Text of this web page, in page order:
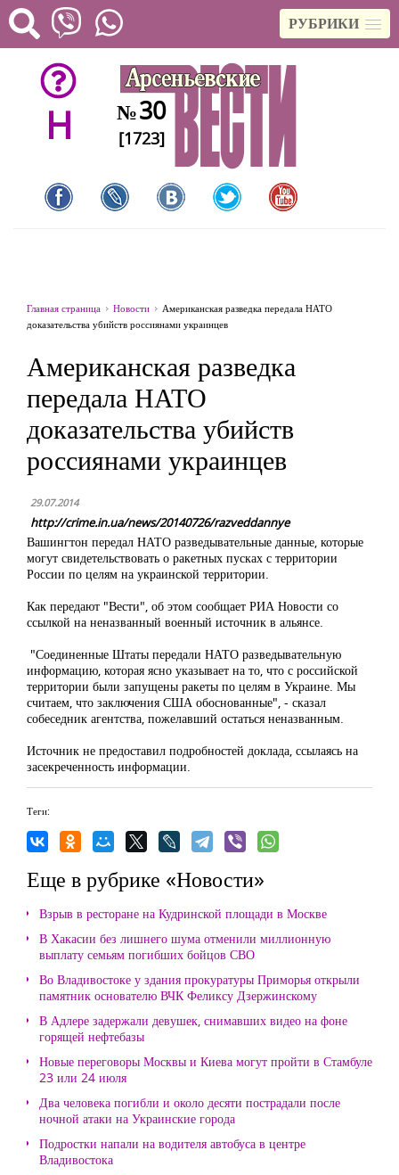
РУБРИКИ
H №30
[1723]
Главная страница Новости
Американская разведка передала НАТО
доказательства убийств россиянами украинцев
Американская разведка
передала НАТО
доказательства убийств
россиянами украинцев
29.07.2014
http://crime.in.ua/news/20140726/razveddannye
Вашингтон передал НАТО разведывательные данные, которые
могут свидетельствовать о ракетных пусках с территории
России по целям на украинской территории.
Как передают "Вести", об этом сообщает РИА Новости со
ссылкой на неназванный военный источник в альянсе.
"Соединенные Штаты передали НАТО разведывательную
информацию, которая ясно указывает на то, что с российской
территории были запущены ракеты по целям в Украине. Мы
считаем, что заключения США обоснованные", - сказал
собеседник агентства, пожелавший остаться неназванным.
Источник не предоставил подробностей доклада, ссылаясь на
засекреченность информации.
Теги:
Еще в рубрике «Новости»
Взрыв в ресторане на Кудринской площади в Москве
В Хакасии без лишнего шума отменили миллионную
выплату семьям погибших бойцов СВО
Во Владивостоке у здания прокуратуры Приморья открыли
памятник основателю ВЧК Феликсу Дзержинскому
В Адлере задержали девушек, снимавших видео на фоне
горящей нефтебазы
Новые переговоры Москвы и Киева могут пройти в Стамбуле
23 или 24 июля
Два человека погибли и около десяти пострадали после
ночной атаки на Украинские города
Подростки напали на водителя автобуса в центре
Владивостока